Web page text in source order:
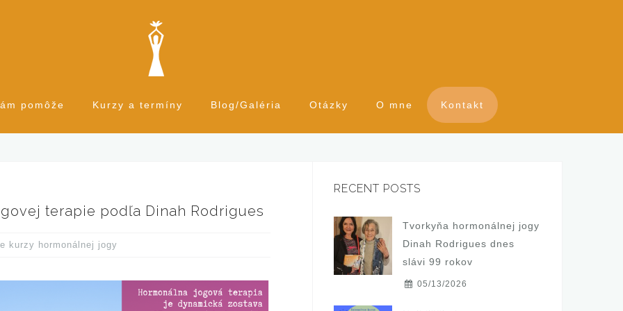
pomôže Kurzy a termíny Blog/Galéria Otázky O mne Kontakt
terapie podľa Dinah Rodrigues
kurzy hormonálnej jogy
RECENT POSTS
Tvorkyňa hormonálnej jogy
Dinah Rodrigues dnes
slávi 99 rokov
05/13/2026